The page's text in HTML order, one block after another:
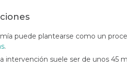
puede plantearse como un
.
intervención suele ser de unos 45